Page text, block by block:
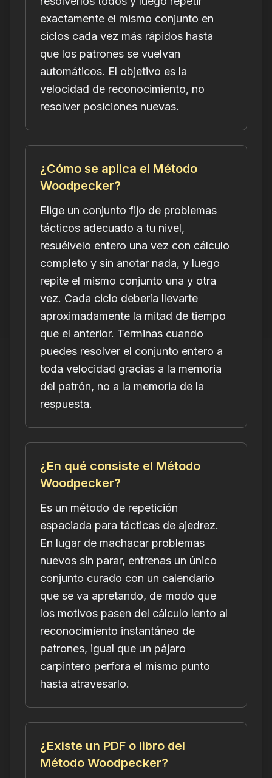
exactamente el mismo conjunto en
ciclos cada vez más rápidos hasta
que los patrones se vuelvan
automáticos. El objetivo es la
velocidad de reconocimiento, no
resolver posiciones nuevas.
¿Cómo se aplica el Método
Woodpecker?
Elige un conjunto fijo de problemas
tácticos adecuado a tu nivel,
resuélvelo entero una vez con cálculo
completo y sin anotar nada, y luego
repite el mismo conjunto una y otra
vez. Cada ciclo debería llevarte
aproximadamente la mitad de tiempo
que el anterior. Terminas cuando
puedes resolver el conjunto entero a
toda velocidad gracias a la memoria
del patrón, no a la memoria de la
respuesta.
¿En qué consiste el Método
Woodpecker?
Es un método de repetición
espaciada para tácticas de ajedrez.
En lugar de machacar problemas
nuevos sin parar, entrenas un único
conjunto curado con un calendario
que se va apretando, de modo que
los motivos pasen del cálculo lento al
reconocimiento instantáneo de
patrones, igual que un pájaro
carpintero perfora el mismo punto
hasta atravesarlo.
¿Existe un PDF o libro del
Método Woodpecker?